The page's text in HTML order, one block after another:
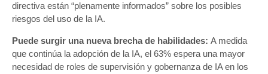
directiva están “plenamente informados” sobre los posibles
riesgos del uso de la IA.
Puede surgir una nueva brecha de habilidades: A medida
que continúa la adopción de la IA, el 63% espera una mayor
necesidad de roles de supervisión y gobernanza de IA en los